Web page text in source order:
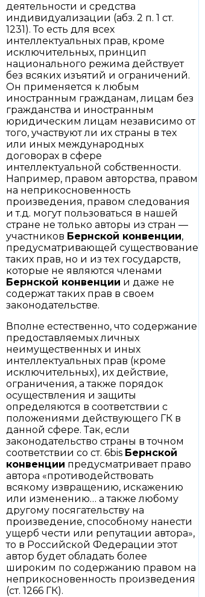
деятельности и средства
индивидуализации (абз. 2 п. 1 ст.
1231). То есть для всех
интеллектуальных прав, кроме
исключительных, принцип
национального режима действует
без всяких изъятий и ограничений.
Он применяется к любым
иностранным гражданам, лицам без
гражданства и иностранным
юридическим лицам независимо от
того, участвуют ли их страны в тех
или иных международных
договорах в сфере
интеллектуальной собственности.
Например, правом авторства, правом
на неприкосновенность
произведения, правом следования
и т.д. могут пользоваться в нашей
стране не только авторы из стран —
участников Бернской конвенции,
предусматривающей существование
таких прав, но и из тех государств,
которые не являются членами
Бернской конвенции и даже не
содержат таких прав в своем
законодательстве.
Вполне естественно, что содержание
предоставляемых личных
неимущественных и иных
интеллектуальных прав (кроме
исключительных), их действие,
ограничения, а также порядок
осуществления и защиты
определяются в соответствии с
положениями действующего ГК в
данной сфере. Так, если
законодательство страны в точном
соответствии со ст. 6bis Бернской
конвенции предусматривает право
автора «противодействовать
всякому извращению, искажению
или изменению… а также любому
другому посягательству на
произведение, способному нанести
ущерб чести или репутации автора»,
то в Российской Федерации этот
автор будет обладать более
широким по содержанию правом на
неприкосновенность произведения
(ст. 1266 ГК).